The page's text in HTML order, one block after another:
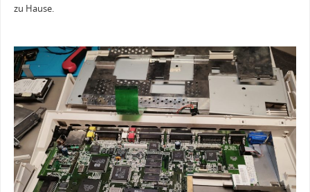
zu Hause.